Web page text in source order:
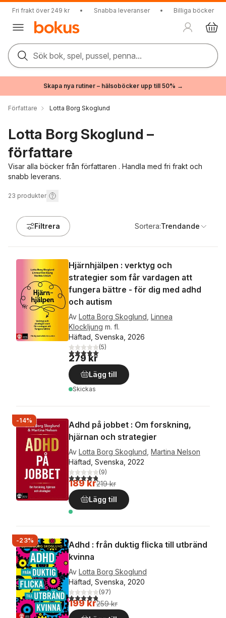
Fri frakt över 249 kr • Snabba leveranser • Billiga böcker
Sök bok, spel, pussel, penna...
Skapa nya rutiner – hälsoböcker upp till 50% →
Författare Lotta Borg Skoglund
Lotta Borg Skoglund –
författare
Visar alla böcker från författaren . Handla med fri frakt och
snabb leverans.
23 produkter
Filtrera Sortera:Trendande
Hjärnhjälpen : verktyg och
strategier som får vardagen att
fungera bättre - för dig med adhd
och autism
Av Lotta Borg Skoglund Linnea
Klockljung m. fl.
Häftad, Svenska, 2026
5,0utav 5 stjärnor. Totalt antal röster:
(5)
279 kr
Lägg till
Skickas
-14%
Adhd på jobbet : Om forskning,
hjärnan och strategier
Av Lotta Borg Skoglund Martina Nelson
Häftad, Svenska, 2022
4,8utav 5 stjärnor. Totalt antal röster:
(9)
189 kr219 kr
Lägg till
-23%
Adhd : från duktig flicka till utbränd
kvinna
Av Lotta Borg Skoglund
Häftad, Svenska, 2020
4,8utav 5 stjärnor. Totalt antal röster:
(97)
199 kr259 kr